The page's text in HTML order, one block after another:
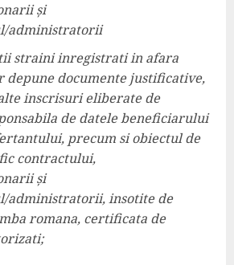
și
administratorii
straini inregistrati in afara
depune documente justificative,
inscrisuri eliberate de
de datele beneficiarului
precum si obiectul de
contractului,
și
administratorii, insotite de
romana, certificata de